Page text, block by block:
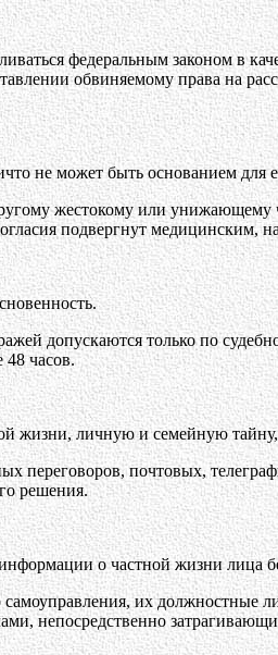
федеральным законом в
обвиняемому права на
не может быть основанием для
жестокому или унижающему
подвергнут
допускаются только по
часов.
жизни, личную и семейную
переговоров, почтовых,
решения.
о частной жизни лица
их должностные
непосредственно